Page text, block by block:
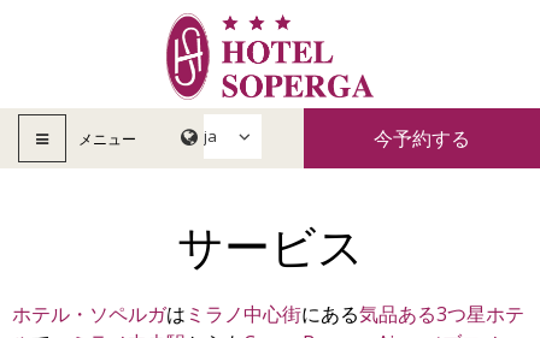
メニュー 今予約する
サービス
ホテル・ソペルガは ミラノ中心街にある気品ある3つ星ホテ